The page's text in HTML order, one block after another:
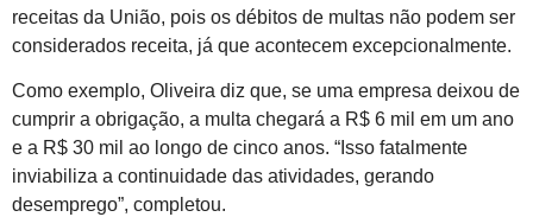
receitas da União, pois os débitos de multas não podem ser
considerados receita, já que acontecem excepcionalmente.
Como exemplo, Oliveira diz que, se uma empresa deixou de
cumprir a obrigação, a multa chegará a R$ 6 mil em um ano
e a R$ 30 mil ao longo de cinco anos. “Isso fatalmente
inviabiliza a continuidade das atividades, gerando
desemprego”, completou.